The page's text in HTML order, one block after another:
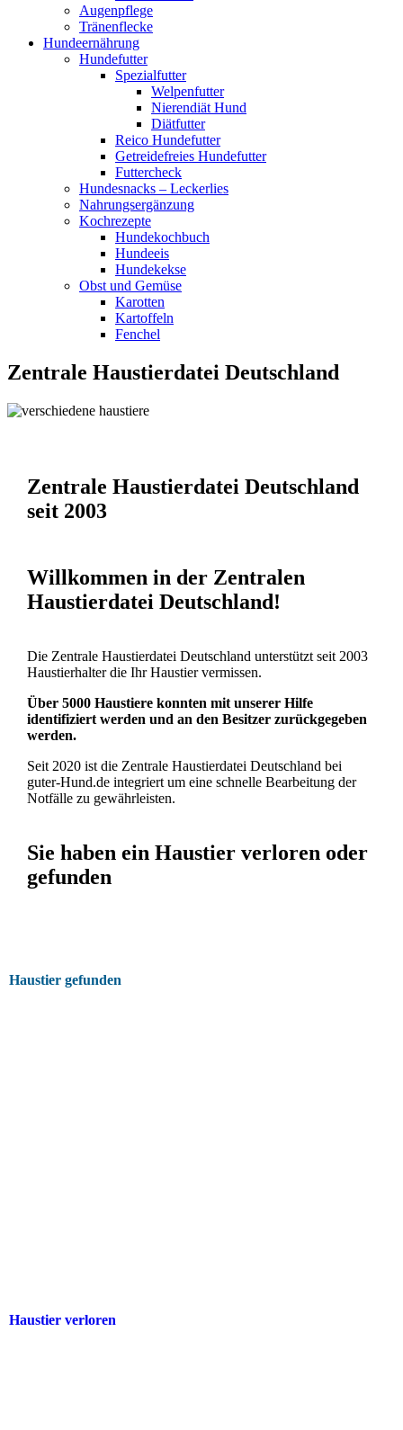
Augenpflege
Tränenflecke
Hundeernährung
Hundefutter
Spezialfutter
Welpenfutter
Nierendiät Hund
Diätfutter
Reico Hundefutter
Getreidefreies Hundefutter
Futtercheck
Hundesnacks – Leckerlies
Nahrungsergänzung
Kochrezepte
Hundekochbuch
Hundeeis
Hundekekse
Obst und Gemüse
Karotten
Kartoffeln
Fenchel
Zentrale Haustierdatei Deutschland
Zentrale Haustierdatei Deutschland
seit 2003
Willkommen in der Zentralen
Haustierdatei Deutschland!
Die Zentrale Haustierdatei Deutschland unterstützt seit 2003
Haustierhalter die Ihr Haustier vermissen.
Über 5000 Haustiere konnten mit unserer Hilfe
identifiziert werden und an den Besitzer zurückgegeben
werden.
Seit 2020 ist die Zentrale Haustierdatei Deutschland bei
guter-Hund.de integriert um eine schnelle Bearbeitung der
Notfälle zu gewährleisten.
Sie haben ein Haustier verloren oder
gefunden
Haustier gefunden
Haustier verloren